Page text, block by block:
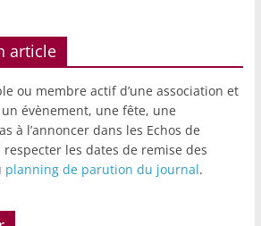
article
ou membre actif d’une association et
évènement, une fête, une
à l’annoncer dans les Echos de
les dates de remise des
planning de parution du journal.